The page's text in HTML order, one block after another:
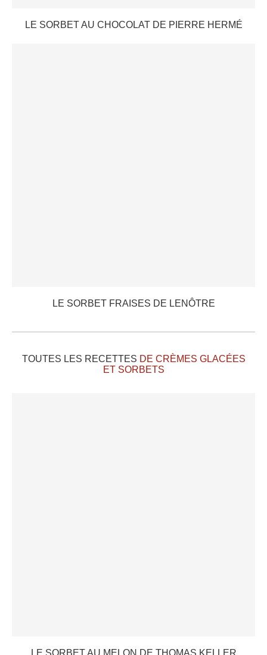
LE SORBET AU CHOCOLAT DE PIERRE HERMÉ
LE SORBET FRAISES DE LENÔTRE
TOUTES LES RECETTES DE CRÈMES GLACÉES
ET SORBETS
LE SORBET AU MELON DE THOMAS KELLER